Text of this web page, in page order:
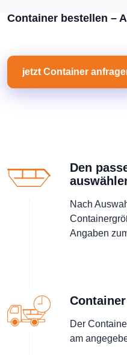
Container bestellen –
jetzt Container
Den
Nach
Angaben
Der
am